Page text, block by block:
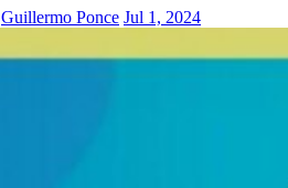
Guillermo Ponce Jul 1, 2024